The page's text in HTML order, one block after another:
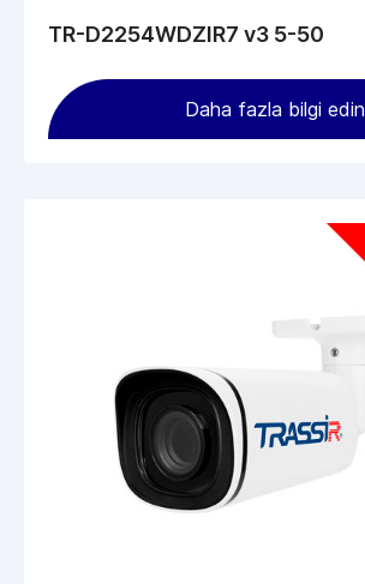
TR-D2254WDZIR7 v3 5-50
Daha fazla bilgi edin